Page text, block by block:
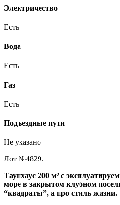
Электричество
Есть
Вода
Есть
Газ
Есть
Подъездные пути
Не указано
Лот №4829.
Таунхаус 200 м² с
море в закрытом клубном
“квадраты”, а про стиль жизни.